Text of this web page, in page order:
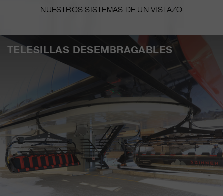
NUESTROS SISTEMAS DE UN VISTAZO
TELESILLAS DESEMBRAGABLES